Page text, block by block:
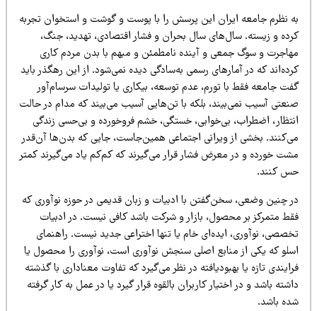
نظرم جامعه ایران این پرسش را با پوست و گوشت و استخوان تجربه
و زیسته. سال‌های سال بحران و فشار اقتصادی، تهدید، جنگ،
و سوگ جمعی و آینده نامطمئن و مبهم با بدن مردم کاری
که در آمارهای رسمی به‌سادگی دیده نمی‌شود. از این رهگذر باید
جامعه فقط با تورم، عدم توسعه، بیکاری یا تولیدات سرسام‌آور
آسیب نمی‌بیند، بلکه با تن‌هایی آسیب می‌بیند که مدام در حالت
اضطراب، بی‌خوابی، خستگی، خشم فروخورده و بی‌حسی زندگی
بخشی از ویرانی اجتماعی همین‌جاست، جایی که بدن‌ها آن‌قدر
خورده و در معرض فشار قرار می‌گیرند که کم‌کم یاد می‌گیرند کمتر
کنند.
چنین وضعی، سخن‌گفتن با ادبیات و زبان قدیمی در حوزه نوآوری که
متمرکز بر محصول، بازار و شرکت باشد کافی نیست. در ادبیات
نوآوری، ایده‌ای خام یا تنها اختراعی جدید نیست. راهنمای
که یکی از منابع اصلی سنجش نوآوری است، نوآوری را محصول یا
تازه یا بهبودیافته در نظر می‌گیرد که تفاوت معناداری با گذشته
باشد و در اختیار کاربران بالقوه قرار گیرد یا در عمل به کار گرفته
باشد.